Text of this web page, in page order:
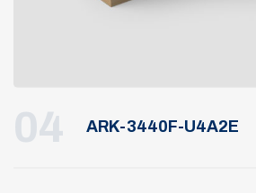
04 ARK-3440F-U4A2E